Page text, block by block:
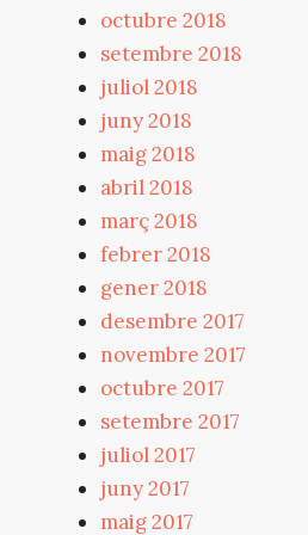
octubre 2018
setembre 2018
juliol 2018
juny 2018
maig 2018
abril 2018
març 2018
febrer 2018
gener 2018
desembre 2017
novembre 2017
octubre 2017
setembre 2017
juliol 2017
juny 2017
maig 2017